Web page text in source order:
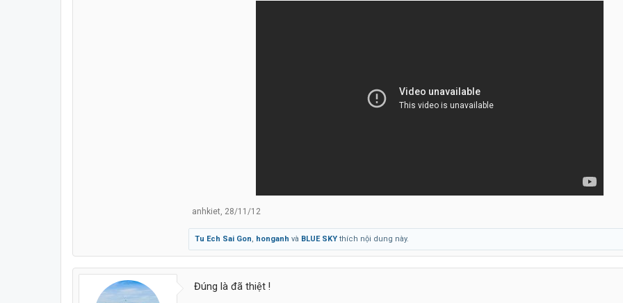
anhkiet, 28/11/12
Tu Ech Sai Gon, honganh và BLUE SKY thích nội dung này.
Đúng là đã thiệt !